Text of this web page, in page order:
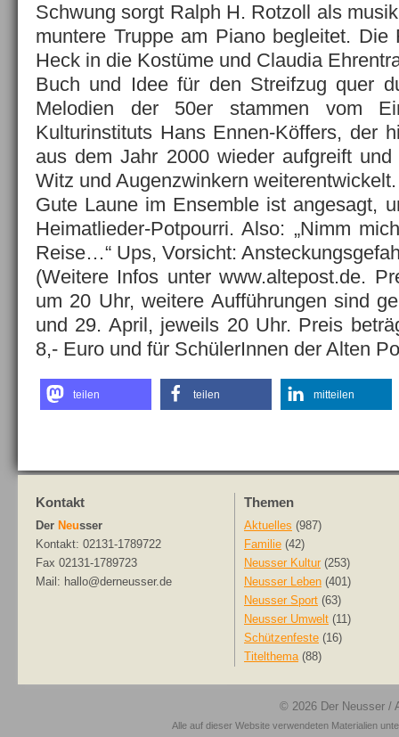
Schwung sorgt Ralph H. Rotzoll als
muntere Truppe am Piano begleitet. Die
Heck in die Kostüme und Claudia
Buch und Idee für den Streifzug quer
Melodien der 50er stammen vom
Kulturinstituts Hans Ennen-Köffers, der
aus dem Jahr 2000 wieder aufgreift
Witz und Augenzwinkern weiterentwickelt.
Gute Laune im Ensemble ist angesagt,
Heimatlieder-Potpourri. Also: „Nimm
Reise…“ Ups, Vorsicht:
(Weitere Infos unter www.altepost.de.
um 20 Uhr, weitere Aufführungen sind
und 29. April, jeweils 20 Uhr. Preis
8,- Euro und für SchülerInnen der Alten
teilen teilen mitteilen
Kontakt
Der Neusser
Kontakt: 02131-1789722
Fax 02131-1789723
Mail: hallo@derneusser.de
Themen
Aktuelles (987)
Familie (42)
Neusser Kultur (253)
Neusser Leben (401)
Neusser Sport (63)
Neusser Umwelt (11)
Schützenfeste (16)
Titelthema(88)
© 2026 Der Neusser /
Alle auf dieser Website verwendeten Materialien